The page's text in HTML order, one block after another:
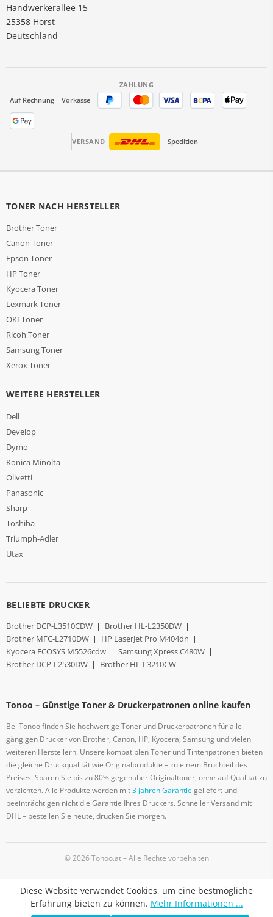
Handwerkerallee 15
25358 Horst
Deutschland
ZAHLUNG
Auf Rechnung
Vorkasse
VERSAND Spedition
TONER NACH HERSTELLER
Brother Toner
Canon Toner
Epson Toner
HP Toner
Kyocera Toner
Lexmark Toner
OKI Toner
Ricoh Toner
Samsung Toner
Xerox Toner
WEITERE HERSTELLER
Dell
Develop
Dymo
Konica Minolta
Olivetti
Panasonic
Sharp
Toshiba
Triumph-Adler
Utax
BELIEBTE DRUCKER
Brother DCP-L3510CDW | Brother HL-L2350DW |
Brother MFC-L2710DW | HP LaserJet Pro M404dn |
Kyocera ECOSYS M5526cdw | Samsung Xpress C480W |
Brother DCP-L2530DW | Brother HL-L3210CW
Tonoo – Günstige Toner & Druckerpatronen online kaufen
Bei Tonoo finden Sie hochwertige Toner und Druckerpatronen für alle
gängigen Drucker von Brother, Canon, HP, Kyocera, Samsung und vielen
weiteren Herstellern. Unsere kompatiblen Toner und Tintenpatronen bieten
die gleiche Druckqualität wie Originalprodukte – zu einem Bruchteil des
Preises. Sparen Sie bis zu 80% gegenüber Originaltoner, ohne auf Qualität zu
verzichten. Alle Produkte werden mit3 Jahren Garantiegeliefert und
beeinträchtigen nicht die Garantie Ihres Druckers. Schneller Versand mit
DHL – bestellen Sie heute, drucken Sie morgen.
© 2026 Tonoo.at – Alle Rechte vorbehalten
Diese Website verwendet Cookies, um eine bestmögliche
Erfahrung bieten zu können. Mehr Informationen ...